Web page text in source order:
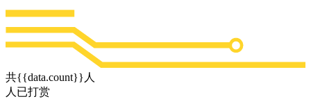
共{{data.count}}人
人已打赏